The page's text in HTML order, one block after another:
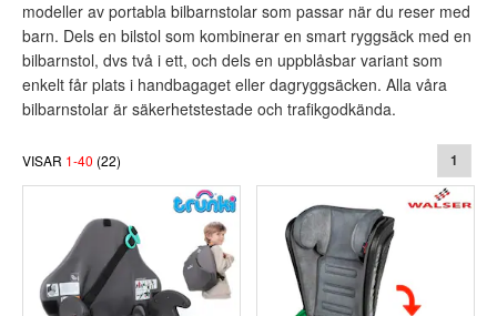
modeller av portabla bilbarnstolar som passar när du reser med
barn. Dels en bilstol som kombinerar en smart ryggsäck med en
bilbarnstol, dvs två i ett, och dels en uppblåsbar variant som
enkelt får plats i handbagaget eller dagryggsäcken. Alla våra
bilbarnstolar är säkerhetstestade och trafikgodkända.
VISAR 1-40 (22) 1